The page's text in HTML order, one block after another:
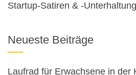
Startup-Satiren & -
Neueste Beiträge
Laufrad für Erwachsene in der